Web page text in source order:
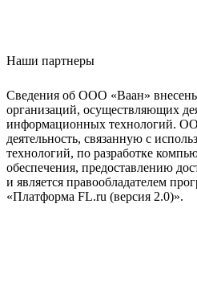
Наши партнеры
Сведения об ООО «Ваан»
организаций, осуществляющих
информационных технологий.
деятельность, связанную с
технологий, по разработке
обеспечения, предоставлению
и является правообладателем
«Платформа FL.ru (версия 2.0)».